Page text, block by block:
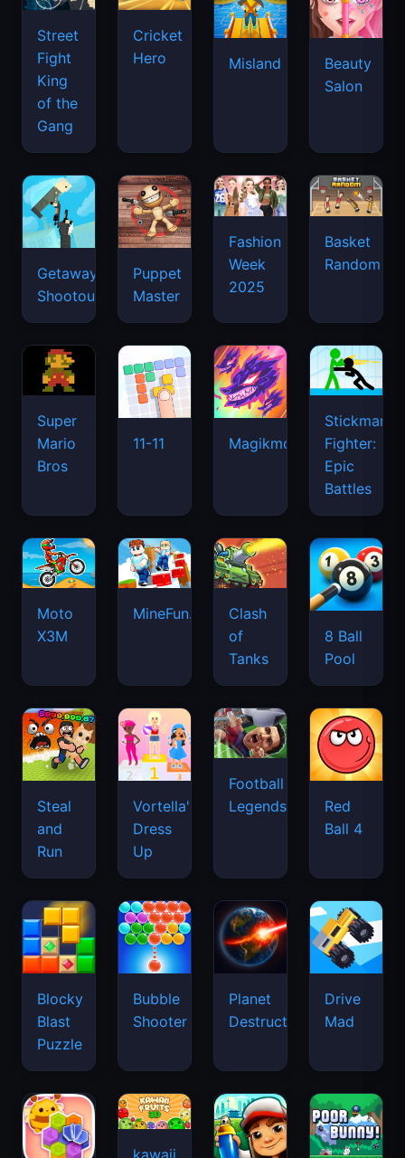
Street
Fight
King
of the
Gang
Cricket
Hero
Misland
Beauty
Salon
Getaway
Shootout
Puppet
Master
Fashion
Week
2025
Basket
Random
Super
Mario
Bros
11-11 Magikmon
Stickman
Fighter:
Epic
Battles
Moto
X3M
MineFun.io
Clash
of
Tanks
8 Ball
Pool
Steal
and
Run
Vortella's
Dress
Up
Football
Legends
Red
Ball 4
Blocky
Blast
Puzzle
Bubble
Shooter
Planet
Destruction
Drive
Mad